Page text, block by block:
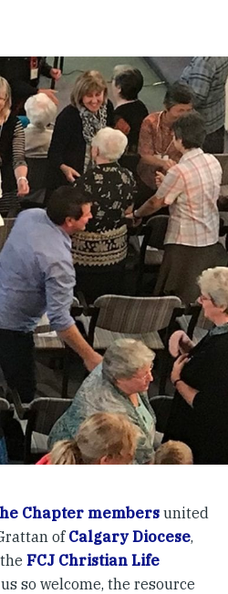
Chapter members united
ofCalgary Diocese,
FCJ Christian Life
so welcome, the resource